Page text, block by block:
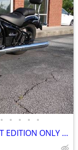
• • • • •
2021 *BMW* *R* *18* *Classic* FIRST EDITION ONLY 4,100 MILES